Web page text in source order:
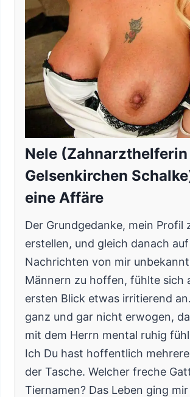
Nele (Zahnarzthelferin
Gelsenkirchen
eine Affäre
Der Grundgedanke, mein Profil
erstellen, und gleich danach
Nachrichten von mir
Männern zu hoffen, fühlte sich
ersten Blick etwas irritierend
ganz und gar nicht erwogen,
mit dem Herrn mental ruhig
Ich Du hast hoffentlich
der Tasche. Welcher freche
Tiernamen? Das Leben ging